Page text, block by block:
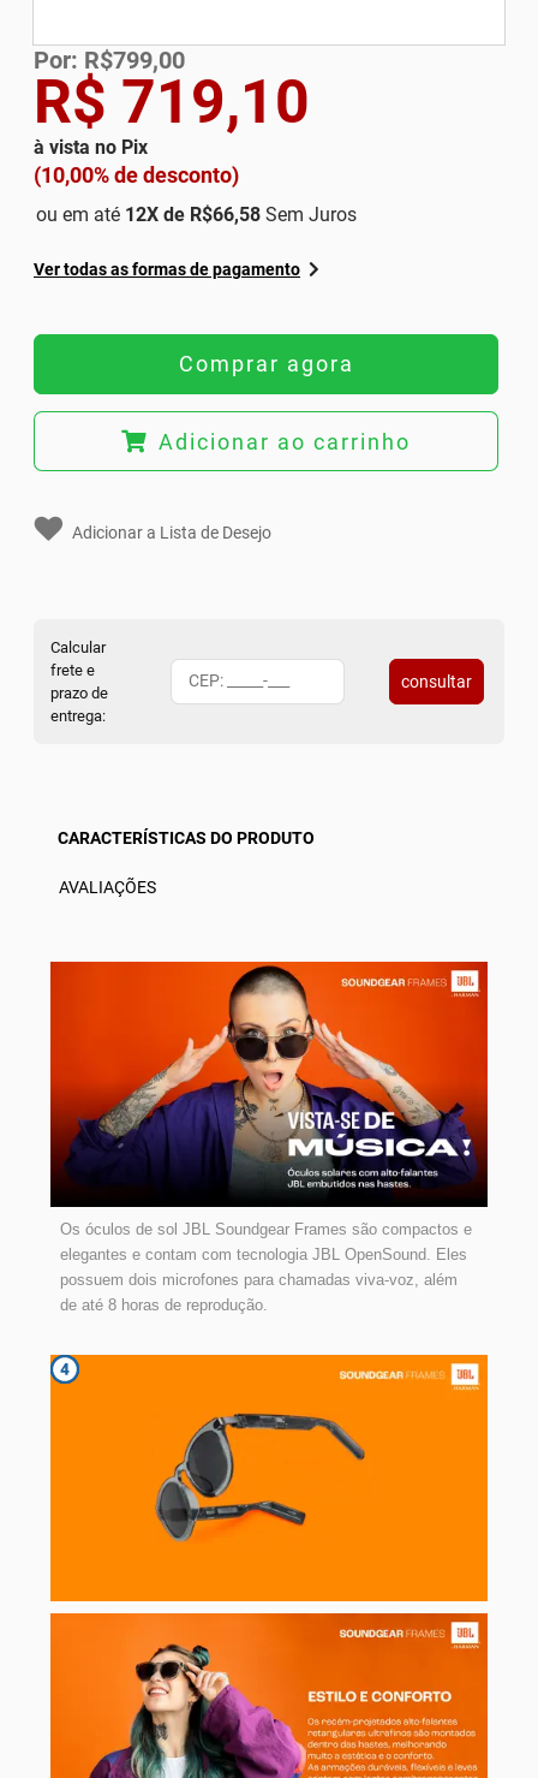
R$ 719,10
à vista no Pix
(10,00% de desconto)
Por: R$799,00
ou em até 12X de R$66,58 Sem Juros
Ver todas as formas de pagamento
Comprar agora
Adicionar ao carrinho
Adicionar a Lista de Desejo
Calcular
frete e
prazo de
entrega:
consultar
CARACTERÍSTICAS DO PRODUTO
AVALIAÇÕES